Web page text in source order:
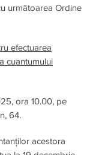
următoarea Ordine
efectuarea
cuantumului
ora 10.00, pe
64.
acestora